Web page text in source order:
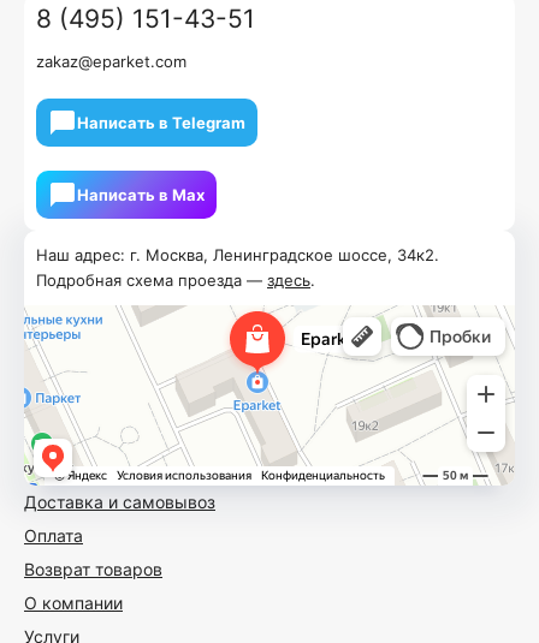
Доставка и самовывоз
Оплата
Возврат товаров
О компании
Услуги
Наш адрес: г. Москва, Ленинградское шоссе, 34к2.
Подробная схема проезда — здесь.
8 (495) 151-43-51
zakaz@eparket.com
Написать в Telegram
Написать в Мах